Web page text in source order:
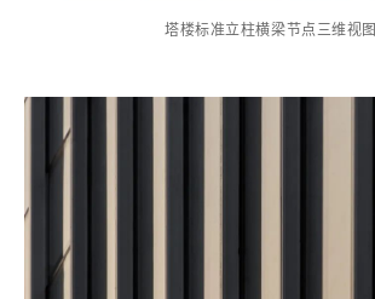
塔楼标准立柱横梁节点三维视图